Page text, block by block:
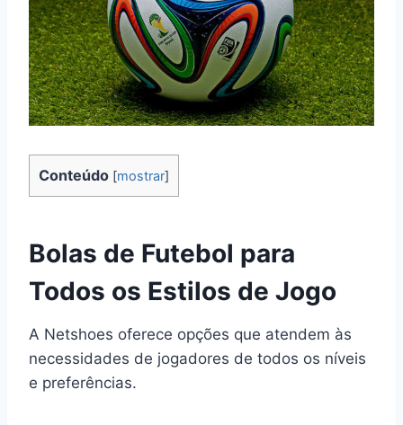
Conteúdo [mostrar]
Bolas de Futebol para
Todos os Estilos de Jogo
A Netshoes oferece opções que atendem às
necessidades de jogadores de todos os níveis
e preferências.